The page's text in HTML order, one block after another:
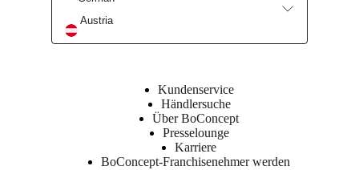
Austria
Kundenservice
Händlersuche
Über BoConcept
Presselounge
Karriere
BoConcept-Franchisenehmer werden